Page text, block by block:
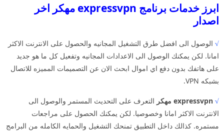
ابرز خدمات برنامج expressvpn مهكر اخر
اصدار
√ الوصول الى افضل طرق التشغيل المجانيه والحصول على الانترنت الاكثر
امانا. لكن يمكنك الوصول الى الاعدادات المجانيه وتفعيل كل ما هو جديد
على هاتفك بدون دفع اي اموال ابحث الان عن التصميمات المميزه للاتصال
بشبكه VPN.
√ expressvpn مهكر
التعرف على التحديث المستمر والوصول الى
الانترنت الاكثر امانا وخصوصيا. لكن يمكنك الحصول على مراجعات
مستمره. كذالك داخل التطبيق تمنحك التشغيل والحمايه الكامله من البرامج